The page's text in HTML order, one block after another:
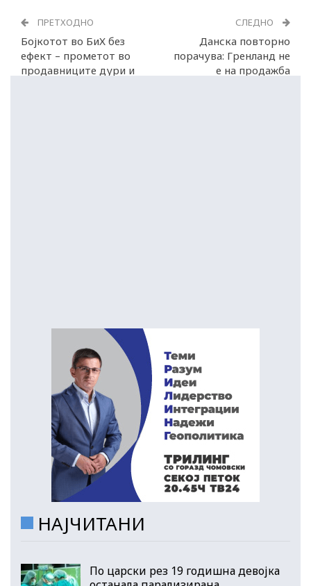
ПРЕТХОДНО
Бојкотот во БиХ без
ефект – прометот во
продавниците дури и
СЛЕДНО
Данска повторно
порачува: Гренланд не
е на продажба
НАЈЧИТАНИ
По царски рез 19 годишна девојка